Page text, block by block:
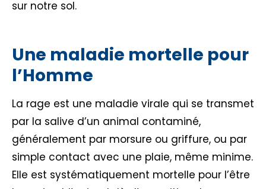
sur notre sol.
Une maladie mortelle pour
l’Homme
La rage est une maladie virale qui se transmet
par la salive d’un animal contaminé,
généralement par morsure ou griffure, ou par
simple contact avec une plaie, même minime.
Elle est systématiquement mortelle pour l’être